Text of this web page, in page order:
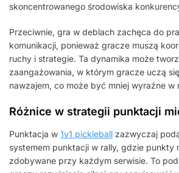
skoncentrowanego środowiska
Przeciwnie, gra w deblach zachęca do
komunikacji, ponieważ gracze muszą
ruchy i strategie. Ta dynamika może
zaangażowania, w którym gracze uczą
nawzajem, co może być mniej wyraźne w
Różnice w strategii punktacji
Punktacja w 1v1 pickleball zazwyczaj
systemem punktacji w rally, gdzie punkty
zdobywane przy każdym serwisie. To